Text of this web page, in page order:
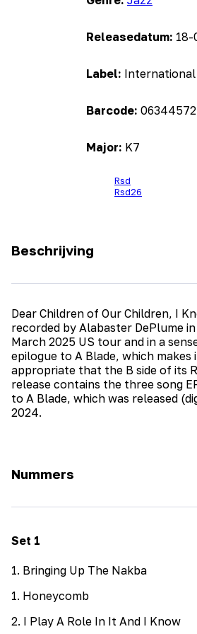
Releasedatum: 18-
Label:
Barcode:
Major: K7
Rsd
Rsd26
Beschrijving
Dear Children of Our Children, I
recorded by Alabaster DePlume
March 2025 US tour and in a
epilogue to A Blade, which
appropriate that the B side of its
release contains the three song
to A Blade, which was released
2024.
Nummers
Set 1
1. Bringing Up The Nakba
1. Honeycomb
2. I Play A Role In It And I Know